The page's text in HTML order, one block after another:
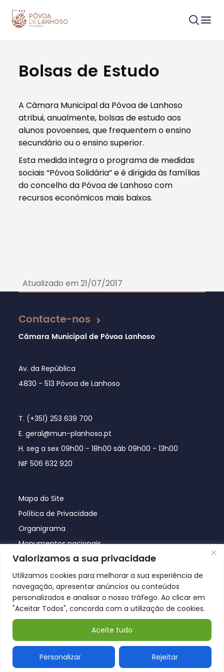
Valorizamos a sua privacidade
Utilizamos cookies para melhorar a sua experiência de
navegação, apresentar anúncios ou conteúdos
personalizados e analisar o nosso tráfego. Ao clicar em
"Aceitar Todos", concorda com a utilização de cookies.
Personalizar Rejeitar
Aceite tudo
Procurar
Tipo de conteúdo
Bolsas de Estudo
A Câmara Municipal da Póvoa de Lanhoso
atribui, anualmente, bolsas de estudo aos
alunos povoenses, que frequentem o ensino
secundário ou o ensino superior.
Esta medida integra o programa de medidas
sociais “Póvoa Solidária” e é dirigida às famílias
do concelho da Póvoa de Lanhoso com
recursos económicos mais baixos.
Atualizado em 21/07/2017
Contacte-nos
Câmara Municipal de Póvoa Lanhoso
Av. da República
4830 - 513 Póvoa de Lanhoso
T. (+351) 253 639 700
E. geral@mun-planhoso.pt
H. seg a sex 09h00 - 18h00 sáb 09h00 - 13h00
NIF 506 632 920
Mapa do Site
Política de Privacidade
Organigrama
Monumentos nacionais
© Póvoa de Lanhoso 2026